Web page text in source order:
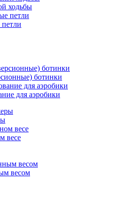
ходьбы
ботинки
для аэробики
весе
весом